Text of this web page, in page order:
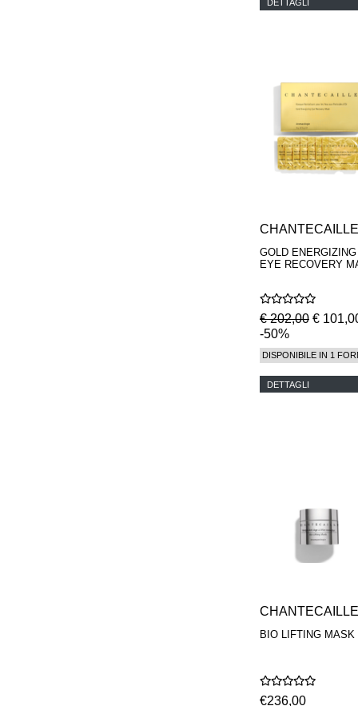
DETTAGLI
CHANTECAILLE
GOLD ENERGIZING
EYE RECOVERY
€ 202,00 €
-50%
DISPONIBILE IN 1
DETTAGLI
CHANTECAILLE
BIO LIFTING MASK
€236,00